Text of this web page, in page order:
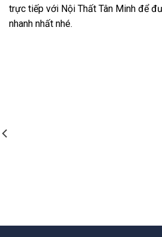
trực tiếp với Nội Thất Tân Minh để
nhanh nhất nhé.